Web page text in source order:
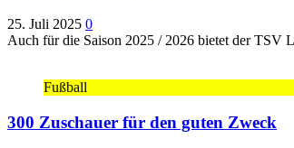
25. Juli 2025 0
Auch für die Saison 2025 / 2026 bietet der TSV
Fußball
300 Zuschauer für den guten Zweck